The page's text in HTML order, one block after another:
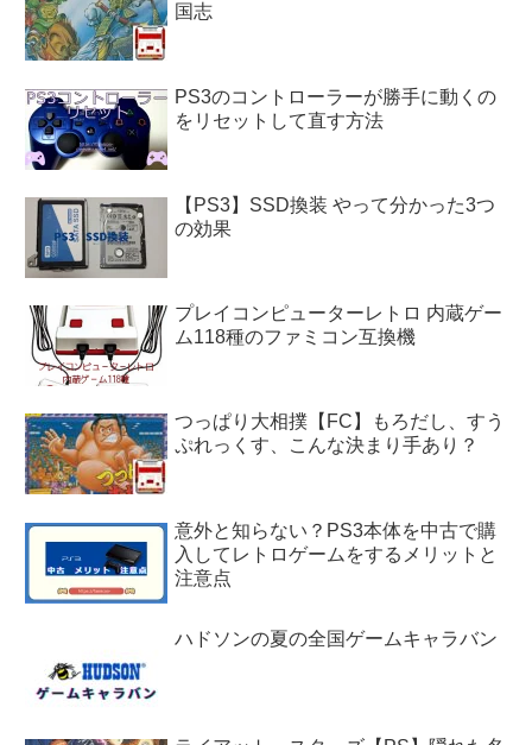
国志
PS3のコントローラーが勝手に動くの
をリセットして直す方法
【PS3】SSD換装 やって分かった3つ
の効果
プレイコンピューターレトロ 内蔵ゲー
ム118種のファミコン互換機
つっぱり大相撲【FC】もろだし、すう
ぷれっくす、こんな決まり手あり？
意外と知らない？PS3本体を中古で購
入してレトロゲームをするメリットと
注意点
ハドソンの夏の全国ゲームキャラバン